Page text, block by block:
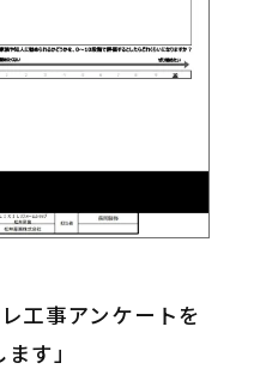
工事アンケートを
す」